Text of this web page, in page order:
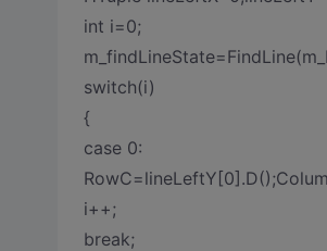
int i=0;
switch(i)
{
case 0:
i++;
break;